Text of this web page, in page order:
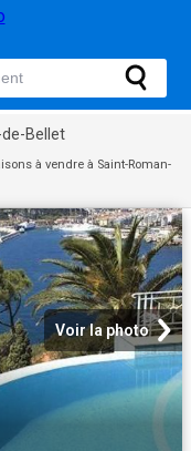
Bellet
à vendre à Saint-Roman-
Voir la photo